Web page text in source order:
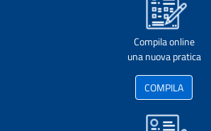
Compila online
una nuova pratica
COMPILA